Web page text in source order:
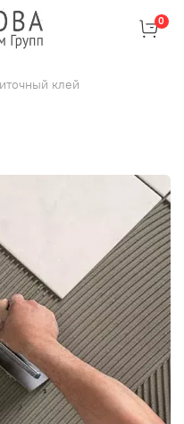
0
клей